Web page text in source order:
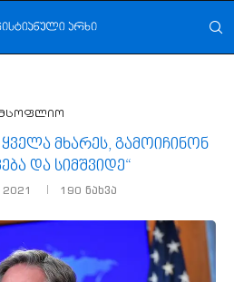
მხარეს, გამოიჩინონ
და სიმშვიდე“
2021 190 ნახვა